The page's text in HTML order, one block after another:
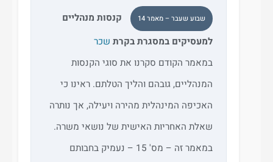
שבוע שעבר – מאמר 14
קנסות מנהליים
למעסיקים במסגרת בקרת שכר
במאמר הקודם סקרנו את סוגי הקנסות
המנהליים, גובהם והליך הטלתם. ראינו כי
האכיפה המינהלית מהירה ויעילה, אך נותרה
שאלת האחריות האישית של נושאי משרה.
במאמר זה – מס' 15 – נעמיק בחבותם